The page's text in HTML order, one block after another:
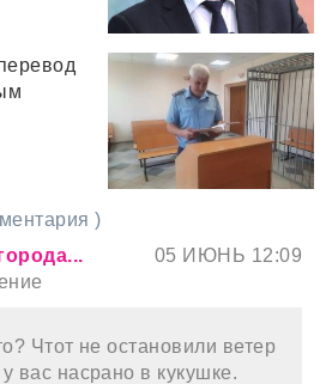
)
05 ИЮНЬ 12:09
Чтот не остановили ветер
вас насрано в кукушке.